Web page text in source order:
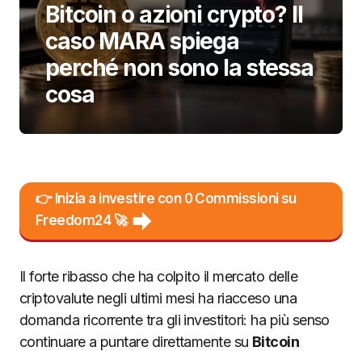
Bitcoin o azioni crypto? Il
caso MARA spiega
perché non sono la stessa
cosa
👉 Inizia a investire con 0 Commissioni su
Freedom24 🚀
Il forte ribasso che ha colpito il mercato delle
criptovalute negli ultimi mesi ha riacceso una
domanda ricorrente tra gli investitori: ha più senso
continuare a puntare direttamente su Bitcoin